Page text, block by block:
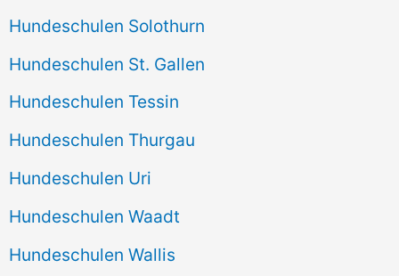
Hundeschulen Solothurn
Hundeschulen St. Gallen
Hundeschulen Tessin
Hundeschulen Thurgau
Hundeschulen Uri
Hundeschulen Waadt
Hundeschulen Wallis